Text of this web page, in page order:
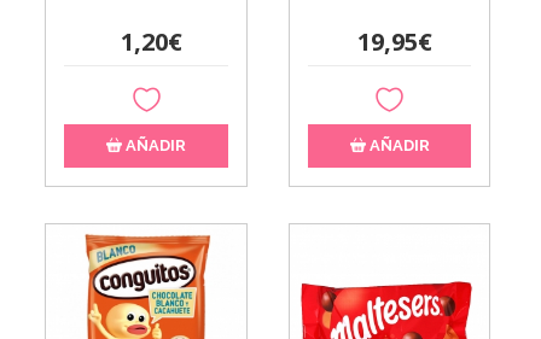
1,20€
AÑADIR
19,95€
AÑADIR